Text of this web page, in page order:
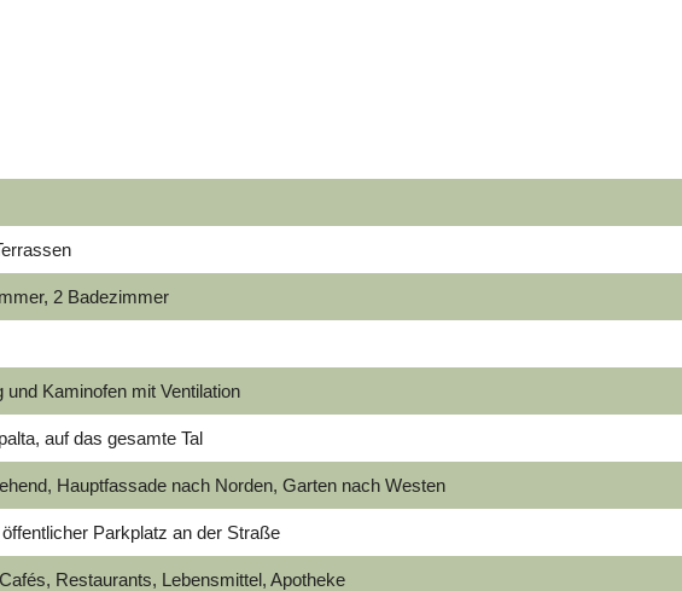
2 Badezimmer
Kaminofen mit Ventilation
auf das gesamte Tal
Hauptfassade nach Norden, Garten nach Westen
Parkplatz an der Straße
Restaurants, Lebensmittel, Apotheke